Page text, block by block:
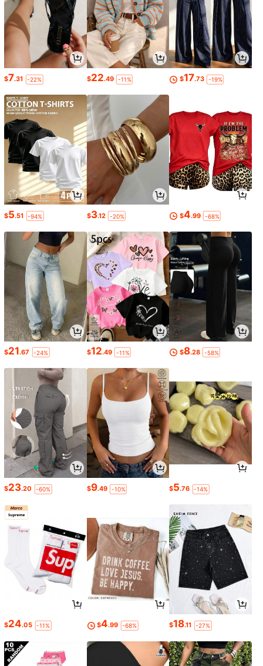
$7.31 -22% $22.49 -11% $17.73 -19%
$5.51 -94% $3.12 -20% $4.99 -68%
$21.67 -24% $12.49 -11% $8.28 -58%
$23.20 -60% $9.49 -10% $5.76 -14%
$24.05 -11% $4.99 -68% $18.11 -27%